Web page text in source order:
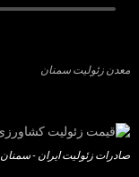
معدن زئولیت سمنان
صادرات زئولیت ایران - سمنان